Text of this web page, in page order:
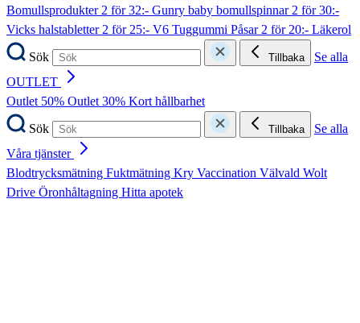
Bomullsprodukter2 för 32:- Gunry baby bomullspinnar2 för 30:-
Vicks halstabletter2 för 25:- V6 Tuggummi Påsar2 för 20:- Läkerol
Sök
Tillbaka
Se alla
OUTLET
Outlet 50% Outlet 30% Kort hållbarhet
Sök
Tillbaka
Se alla
Våra tjänster
Blodtrycksmätning Fuktmätning Kry Vaccination Välvald Wolt
Drive Öronhåltagning Hitta apotek